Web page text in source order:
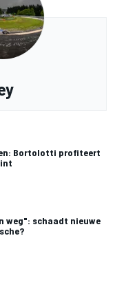
Bortolotti profiteert
weg": schaadt nieuwe